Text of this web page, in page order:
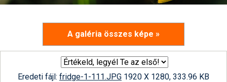
A galéria összes képe »
Eredeti fájl: fridge-1-111.JPG 1920 X 1280, 333.96 KB